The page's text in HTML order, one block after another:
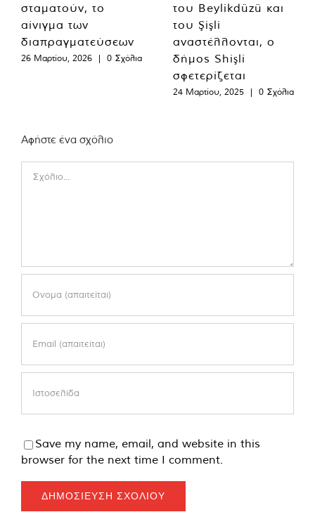
σταματούν, το
αίνιγμα των
διαπραγματεύσεων
26 Μαρτίου, 2026 | 0 Σχόλια
του Beylikdüzü και
του Şişli
αναστέλλονται, ο
δήμος Shişli
σφετερίζεται
24 Μαρτίου, 2025 | 0 Σχόλια
Αφήστε ένα σχόλιο
Save my name, email, and website in this
browser for the next time I comment.